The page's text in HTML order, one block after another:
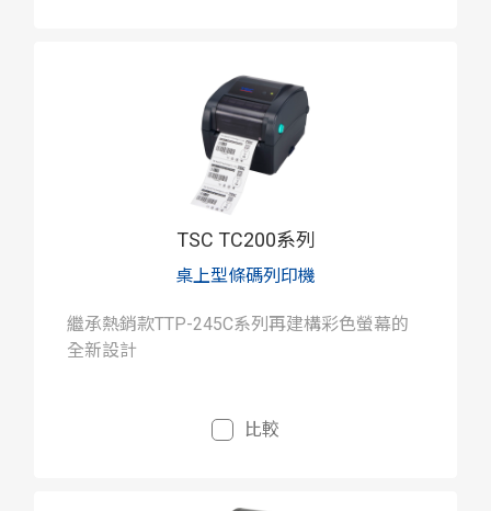
TSC TC200系列
桌上型條碼列印機
繼承熱銷款TTP-245C系列再建構彩色螢幕的
全新設計
比較